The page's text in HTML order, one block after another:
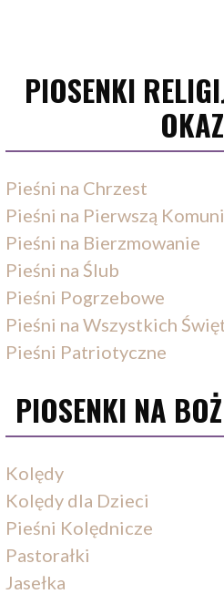
PIOSENKI
Pieśni na Chrzest
Pieśni na Pierwszą
Pieśni na Bierzmowanie
Pieśni na Ślub
Pieśni Pogrzebowe
Pieśni na Wszystkich
Pieśni Patriotyczne
PIOSENKI NA
Kolędy
Kolędy dla Dzieci
Pieśni Kolędnicze
Pastorałki
Jasełka